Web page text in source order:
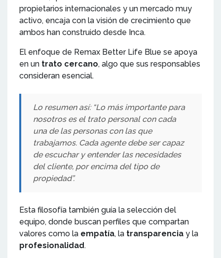
propietarios internacionales y un mercado muy
activo, encaja con la visión de crecimiento que
ambos han construido desde Inca.
El enfoque de Remax Better Life Blue se apoya
en un trato cercano, algo que sus responsables
consideran esencial.
Lo resumen así: “Lo más importante para
nosotros es el trato personal con cada
una de las personas con las que
trabajamos. Cada agente debe ser capaz
de escuchar y entender las necesidades
del cliente, por encima del tipo de
propiedad”.
Esta filosofía también guía la selección del
equipo, donde buscan perfiles que compartan
valores como la empatía, la transparencia y la
profesionalidad.